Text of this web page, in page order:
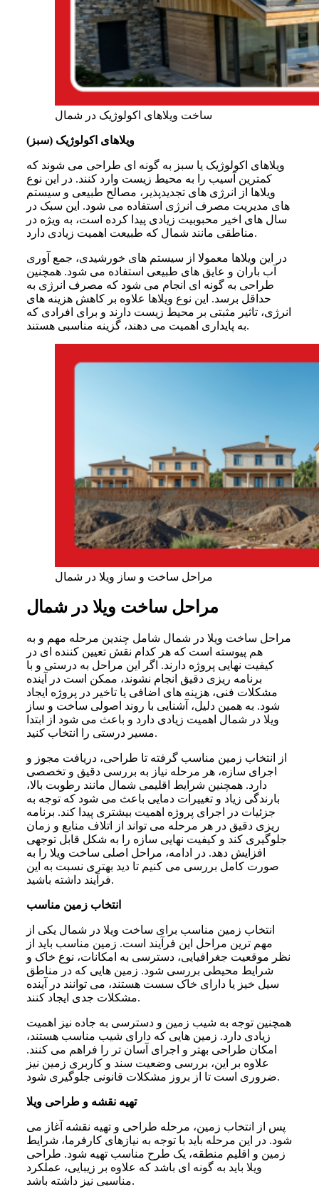
ساخت ویلاهای اکولوژیک در شمال
ویلاهای اکولوژیک (سبز)
ویلاهای اکولوژیک یا سبز به گونه ای طراحی می شوند که
کمترین آسیب را به محیط زیست وارد کنند. در این نوع
ویلاها از انرژی های تجدیدپذیر، مصالح طبیعی و سیستم
های مدیریت مصرف انرژی استفاده می شود. این سبک در
سال های اخیر محبوبیت زیادی پیدا کرده است، به ویژه در
مناطقی مانند شمال که طبیعت اهمیت زیادی دارد.
در این ویلاها معمولا از سیستم های خورشیدی، جمع آوری
آب باران و عایق های طبیعی استفاده می شود. همچنین
طراحی به گونه ای انجام می شود که مصرف انرژی به
حداقل برسد. این نوع ویلاها علاوه بر کاهش هزینه های
انرژی، تاثیر مثبتی بر محیط زیست دارند و برای افرادی که
به پایداری اهمیت می دهند، گزینه مناسبی هستند.
مراحل ساخت و ساز ویلا در شمال
مراحل ساخت ویلا در شمال
مراحل ساخت ویلا در شمال شامل چندین مرحله مهم و به
هم پیوسته است که هر کدام نقش تعیین کننده ای در
کیفیت نهایی پروژه دارند. اگر این مراحل به درستی و با
برنامه ریزی دقیق انجام نشوند، ممکن است در آینده
مشکلات فنی، هزینه های اضافی یا تاخیر در پروژه ایجاد
شود. به همین دلیل، آشنایی با روند اصولی ساخت و ساز
ویلا در شمال اهمیت زیادی دارد و باعث می شود از ابتدا
مسیر درستی را انتخاب کنید.
از انتخاب زمین مناسب گرفته تا طراحی، دریافت مجوز و
اجرای سازه، هر مرحله نیاز به بررسی دقیق و تخصصی
دارد. همچنین شرایط اقلیمی شمال مانند رطوبت بالا،
بارندگی زیاد و تغییرات دمایی باعث می شود که توجه به
جزئیات در اجرای پروژه اهمیت بیشتری پیدا کند. برنامه
ریزی دقیق در هر مرحله می تواند از اتلاف منابع و زمان
جلوگیری کند و کیفیت نهایی سازه را به شکل قابل توجهی
افزایش دهد. در ادامه، مراحل اصلی ساخت ویلا را به
صورت کامل بررسی می کنیم تا دید بهتری نسبت به این
فرآیند داشته باشید.
انتخاب زمین مناسب
انتخاب زمین مناسب برای ساخت ویلا در شمال یکی از
مهم ترین مراحل این فرآیند است. زمین مناسب باید از
نظر موقعیت جغرافیایی، دسترسی به امکانات، نوع خاک و
شرایط محیطی بررسی شود. زمین هایی که در مناطق
سیل خیز یا دارای خاک سست هستند، می توانند در آینده
مشکلات جدی ایجاد کنند.
همچنین توجه به شیب زمین و دسترسی به جاده نیز اهمیت
زیادی دارد. زمین هایی که دارای شیب مناسب هستند،
امکان طراحی بهتر و اجرای آسان تر را فراهم می کنند.
علاوه بر این، بررسی وضعیت سند و کاربری زمین نیز
ضروری است تا از بروز مشکلات قانونی جلوگیری شود.
تهیه نقشه و طراحی ویلا
پس از انتخاب زمین، مرحله طراحی و تهیه نقشه آغاز می
شود. در این مرحله باید با توجه به نیازهای کارفرما، شرایط
زمین و اقلیم منطقه، یک طرح مناسب تهیه شود. طراحی
ویلا باید به گونه ای باشد که علاوه بر زیبایی، عملکرد
مناسبی نیز داشته باشد.